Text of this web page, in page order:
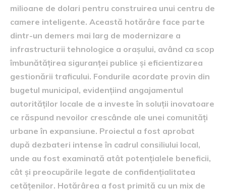
milioane de dolari pentru construirea unui centru de
camere inteligente. Această hotărâre face parte
dintr-un demers mai larg de modernizare a
infrastructurii tehnologice a orașului, având ca scop
îmbunătățirea siguranței publice și eficientizarea
gestionării traficului. Fondurile acordate provin din
bugetul municipal, evidențiind angajamentul
autorităților locale de a investe în soluții inovatoare
ce răspund nevoilor crescânde ale unei comunități
urbane în expansiune. Proiectul a fost aprobat
după dezbateri intense în cadrul consiliului local,
unde au fost examinată atât potențialele beneficii,
cât și preocupările legate de confidențialitatea
cetățenilor. Hotărârea a fost primită cu un mix de